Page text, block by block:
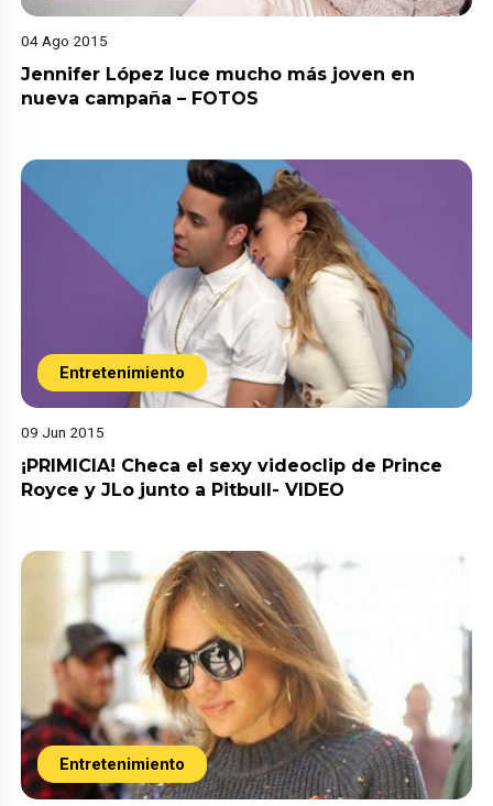
04 Ago 2015
Jennifer López luce mucho más joven en
nueva campaña – FOTOS
Entretenimiento
09 Jun 2015
¡PRIMICIA! Checa el sexy videoclip de Prince
Royce y JLo junto a Pitbull- VIDEO
Entretenimiento